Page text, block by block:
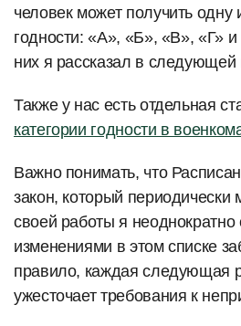
человек может получить одну
годности: «А», «Б», «В», «Г»
них я рассказал в следующей
Также у нас есть отдельная
категории годности в
Важно понимать, что
закон, который периодически
своей работы я неоднократно
изменениями в этом списке
правило, каждая следующая
ужесточает требования к